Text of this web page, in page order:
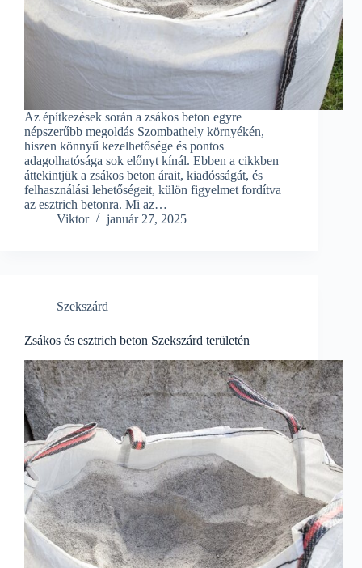
Az építkezések során a zsákos beton egyre
népszerűbb megoldás Szombathely környékén,
hiszen könnyű kezelhetősége és pontos
adagolhatósága sok előnyt kínál. Ebben a cikkben
áttekintjük a zsákos beton árait, kiadósságát, és
felhasználási lehetőségeit, külön figyelmet fordítva
az esztrich betonra. Mi az…
Viktor
január 27, 2025
Szekszárd
Zsákos és esztrich beton Szekszárd területén